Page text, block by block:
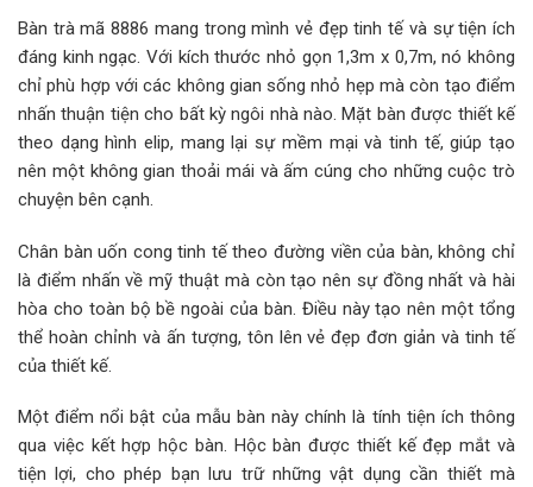
Bàn trà mã 8886 mang trong mình vẻ đẹp tinh tế và sự tiện ích
đáng kinh ngạc. Với kích thước nhỏ gọn 1,3m x 0,7m, nó không
chỉ phù hợp với các không gian sống nhỏ hẹp mà còn tạo điểm
nhấn thuận tiện cho bất kỳ ngôi nhà nào. Mặt bàn được thiết kế
theo dạng hình elip, mang lại sự mềm mại và tinh tế, giúp tạo
nên một không gian thoải mái và ấm cúng cho những cuộc trò
chuyện bên cạnh.
Chân bàn uốn cong tinh tế theo đường viền của bàn, không chỉ
là điểm nhấn về mỹ thuật mà còn tạo nên sự đồng nhất và hài
hòa cho toàn bộ bề ngoài của bàn. Điều này tạo nên một tổng
thể hoàn chỉnh và ấn tượng, tôn lên vẻ đẹp đơn giản và tinh tế
của thiết kế.
Một điểm nổi bật của mẫu bàn này chính là tính tiện ích thông
qua việc kết hợp hộc bàn. Hộc bàn được thiết kế đẹp mắt và
tiện lợi, cho phép bạn lưu trữ những vật dụng cần thiết mà